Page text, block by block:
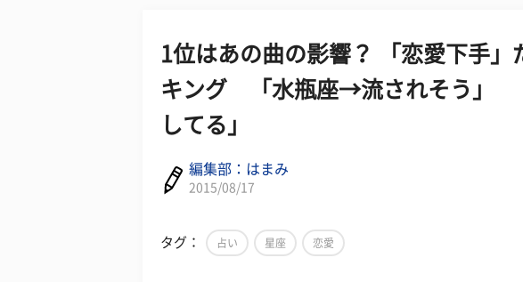
1位はあの曲の影響？ 「恋愛下手」
キング 「水瓶座→流されそう」
してる」
編集部：はまみ
2015/08/17
タグ： 占い 星座 恋愛